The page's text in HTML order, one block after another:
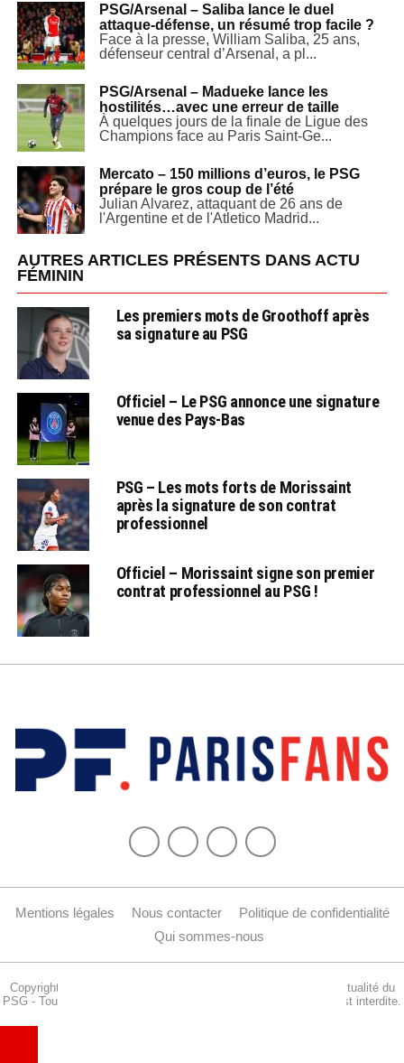
PSG/Arsenal – Saliba lance le duel
attaque-défense, un résumé trop facile ?
Face à la presse, William Saliba, 25 ans,
défenseur central d’Arsenal, a pl...
PSG/Arsenal – Madueke lance les
hostilités…avec une erreur de taille
À quelques jours de la finale de Ligue des
Champions face au Paris Saint-Ge...
Mercato – 150 millions d’euros, le PSG
prépare le gros coup de l’été
Julian Alvarez, attaquant de 26 ans de
l'Argentine et de l'Atletico Madrid...
AUTRES ARTICLES PRÉSENTS DANS ACTU
FÉMININ
Les premiers mots de Groothoff après
sa signature au PSG
Officiel – Le PSG annonce une signature
venue des Pays-Bas
PSG – Les mots forts de Morissaint
après la signature de son contrat
professionnel
Officiel – Morissaint signe son premier
contrat professionnel au PSG !
Mentions légales Nous contacter
Politique de confidentialité
Qui sommes-nous
Copyright © 2015-2024 Parisfans.fr, 1er site amateur dédié à l'actualité du
PSG - Tous les droits sont réservés. La reproduction de ce site est interdite.